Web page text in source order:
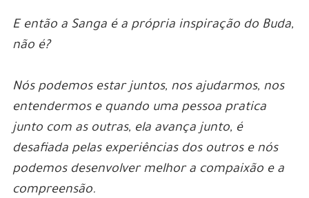
E então a Sanga é a própria inspiração do Buda,
não é?
Nós podemos estar juntos, nos ajudarmos, nos
entendermos e quando uma pessoa pratica
junto com as outras, ela avança junto, é
desafiada pelas experiências dos outros e nós
podemos desenvolver melhor a compaixão e a
compreensão.